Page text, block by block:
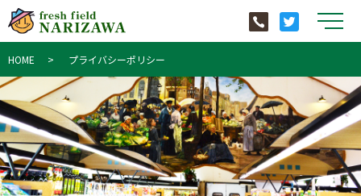
メ
HOME プライバシーポリシー